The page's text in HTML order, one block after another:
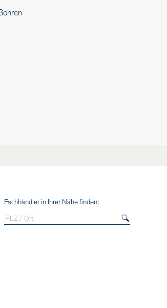
Fachhändler in Ihrer Nähe finden: